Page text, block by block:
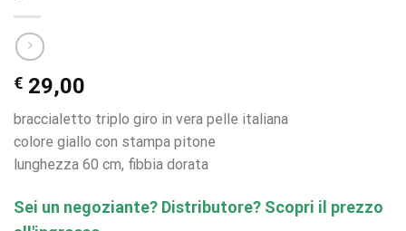
€ 29,00
braccialetto triplo giro in vera pelle italiana
colore giallo con stampa pitone
lunghezza 60 cm, fibbia dorata
Sei un negoziante? Distributore? Scopri il prezzo